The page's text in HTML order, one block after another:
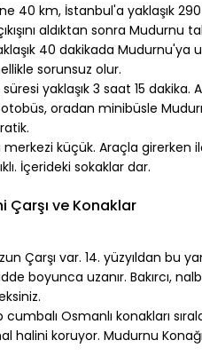
40 km, İstanbul'a yaklaşık
aldıktan sonra Mudurnu
40 dakikada Mudurnu'ya
sorunsuz olur.
yaklaşık 3 saat 15
otobüs, oradan minibüsle
küçük. Araçla girerken
İçerideki sokaklar dar.
Çarşı ve Konaklar
Çarşı var. 14. yüzyıldan bu
boyunca uzanır. Bakırcı,
cumbalı Osmanlı konakları
halini koruyor. Mudurnu